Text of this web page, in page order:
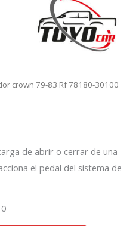
crown 79-83 Rf 78180-30100
de abrir o cerrar de una
el pedal del sistema de